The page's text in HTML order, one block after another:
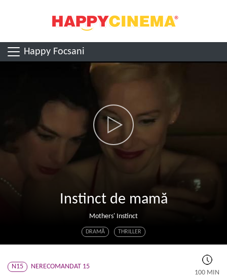
Happy Focsani
Instinct de mamă
Mothers' Instinct
DRAMĂ THRILLER
N15
NERECOMANDAT 15
100 MIN